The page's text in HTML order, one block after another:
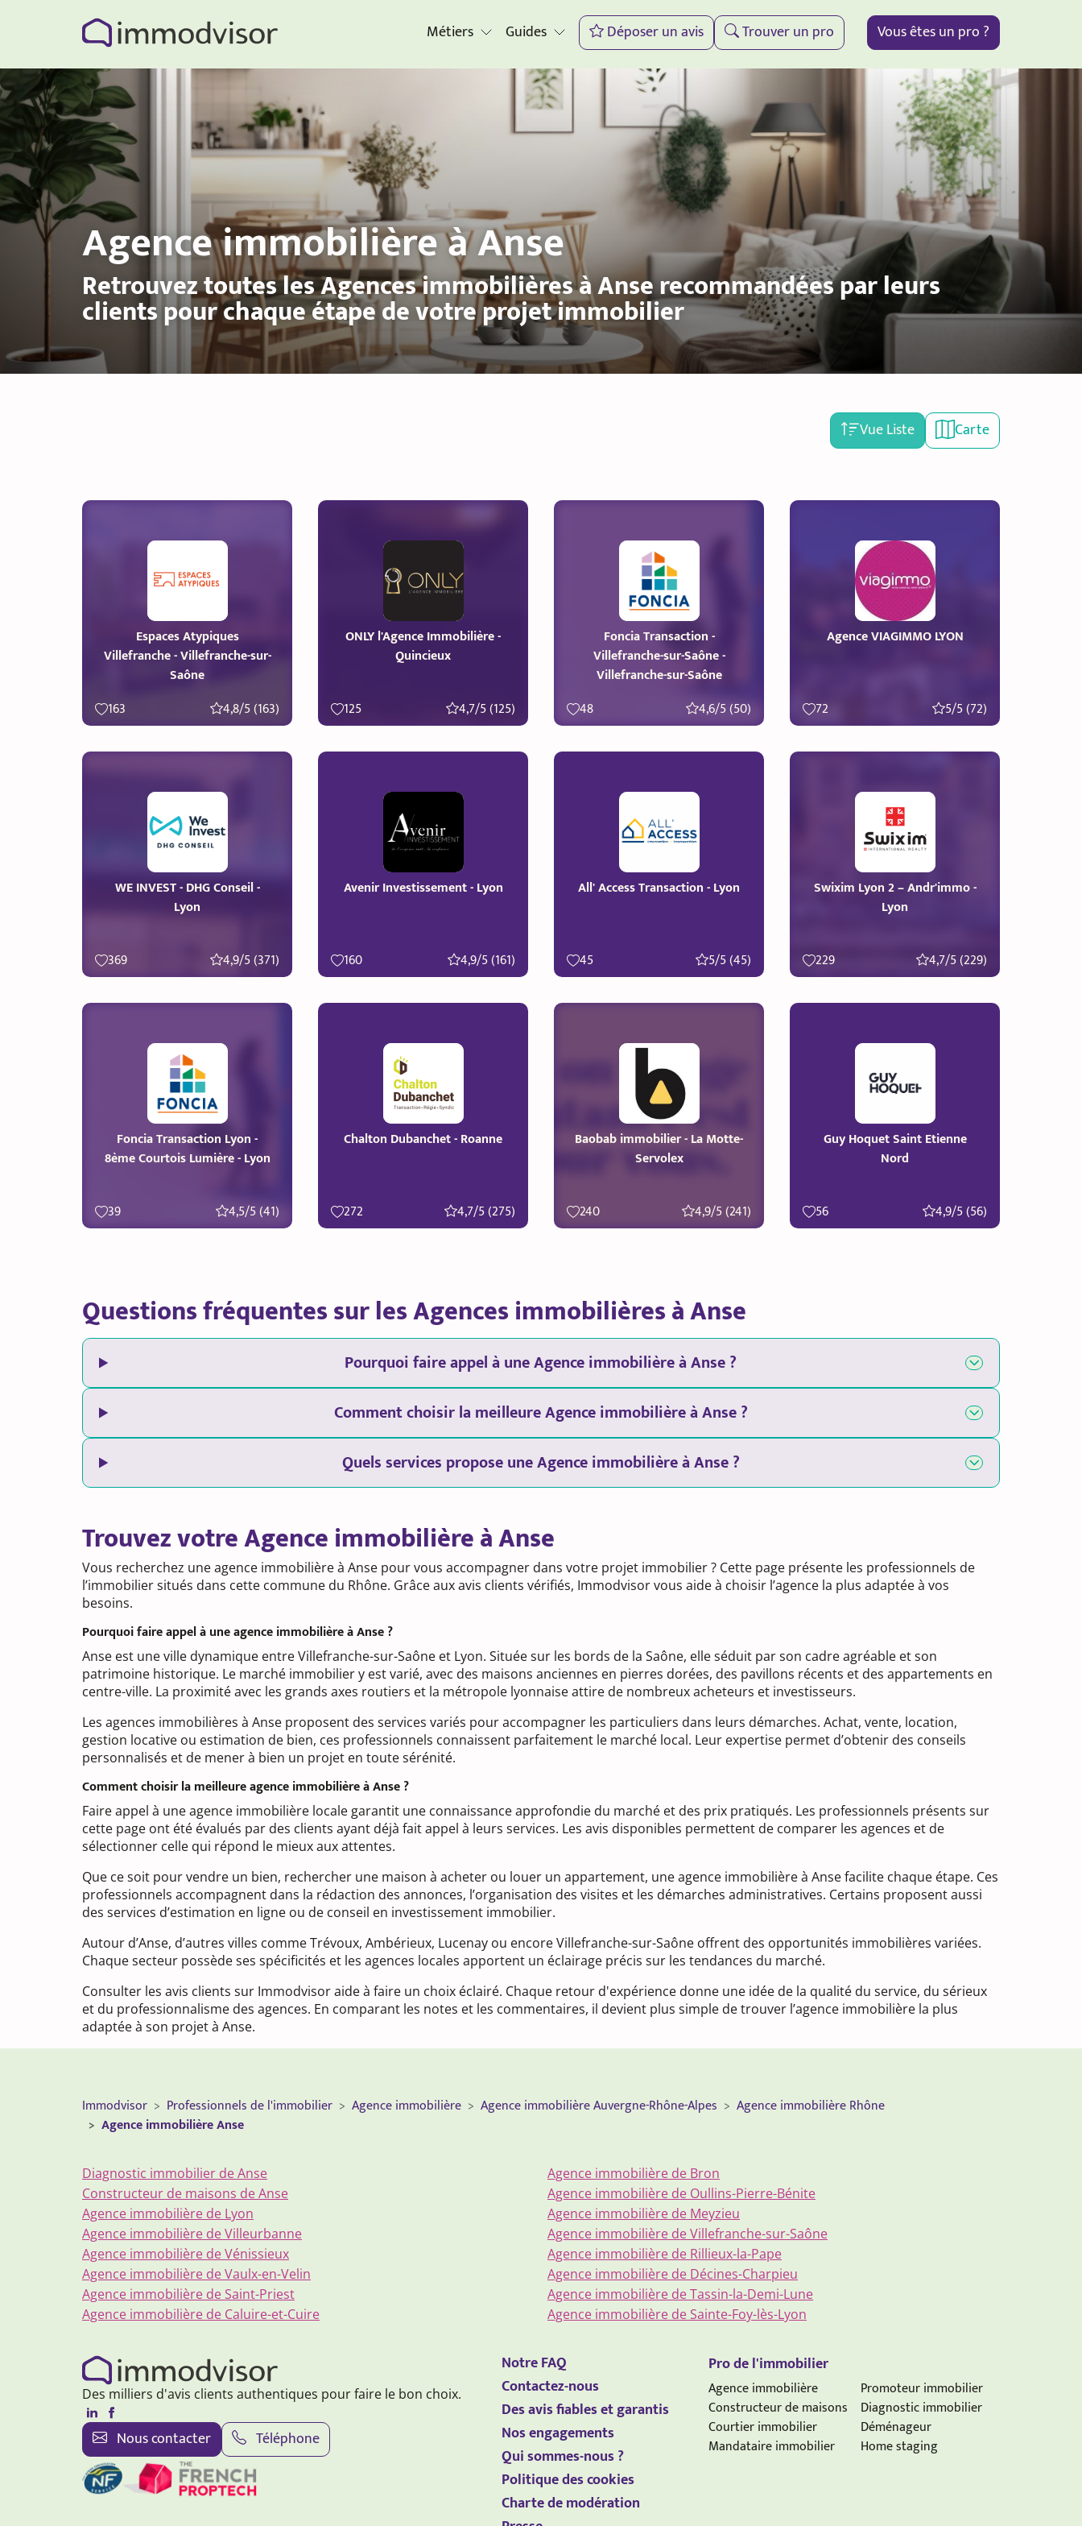
Métiers Guides Déposer un avis Trouver un pro Vous êtes un pro ?
Agence immobilière à Anse
Retrouvez toutes les Agences immobilières à Anse recommandées par leurs
clients pour chaque étape de votre projet immobilier
Vue Liste Carte
Espaces Atypiques
Villefranche - Villefranche-sur-
Saône
163
4,8/5 (163)
ONLY l'Agence Immobilière -
Quincieux
125 4,7/5 (125)
Foncia Transaction -
Villefranche-sur-Saône -
Villefranche-sur-Saône
48
4,6/5 (50)
Agence VIAGIMMO LYON
72 5/5 (72)
WE INVEST - DHG Conseil -
Lyon
369 4,9/5 (371)
Avenir Investissement - Lyon
160 4,9/5 (161)
All' Access Transaction - Lyon
45 5/5 (45)
Swixim Lyon 2 – Andr'immo -
Lyon
229 4,7/5 (229)
Foncia Transaction Lyon -
8ème Courtois Lumière - Lyon
39 4,5/5 (41)
Chalton Dubanchet - Roanne
272 4,7/5 (275)
Baobab immobilier - La Motte-
Servolex
240 4,9/5 (241)
Guy Hoquet Saint Etienne
Nord
56 4,9/5 (56)
Questions fréquentes sur les Agences immobilières à Anse
Pourquoi faire appel à une Agence immobilière à Anse ?
Comment choisir la meilleure Agence immobilière à Anse ?
Quels services propose une Agence immobilière à Anse ?
Trouvez votre Agence immobilière à Anse
Vous recherchez une agence immobilière à Anse pour vous accompagner dans votre projet immobilier ? Cette page présente les professionnels de
l’immobilier situés dans cette commune du Rhône. Grâce aux avis clients vérifiés, Immodvisor vous aide à choisir l’agence la plus adaptée à vos
besoins.
Pourquoi faire appel à une agence immobilière à Anse ?
Anse est une ville dynamique entre Villefranche-sur-Saône et Lyon. Située sur les bords de la Saône, elle séduit par son cadre agréable et son
patrimoine historique. Le marché immobilier y est varié, avec des maisons anciennes en pierres dorées, des pavillons récents et des appartements en
centre-ville. La proximité avec les grands axes routiers et la métropole lyonnaise attire de nombreux acheteurs et investisseurs.
Les agences immobilières à Anse proposent des services variés pour accompagner les particuliers dans leurs démarches. Achat, vente, location,
gestion locative ou estimation de bien, ces professionnels connaissent parfaitement le marché local. Leur expertise permet d’obtenir des conseils
personnalisés et de mener à bien un projet en toute sérénité.
Comment choisir la meilleure agence immobilière à Anse ?
Faire appel à une agence immobilière locale garantit une connaissance approfondie du marché et des prix pratiqués. Les professionnels présents sur
cette page ont été évalués par des clients ayant déjà fait appel à leurs services. Les avis disponibles permettent de comparer les agences et de
sélectionner celle qui répond le mieux aux attentes.
Que ce soit pour vendre un bien, rechercher une maison à acheter ou louer un appartement, une agence immobilière à Anse facilite chaque étape. Ces
professionnels accompagnent dans la rédaction des annonces, l’organisation des visites et les démarches administratives. Certains proposent aussi
des services d’estimation en ligne ou de conseil en investissement immobilier.
Autour d’Anse, d’autres villes comme Trévoux, Ambérieux, Lucenay ou encore Villefranche-sur-Saône offrent des opportunités immobilières variées.
Chaque secteur possède ses spécificités et les agences locales apportent un éclairage précis sur les tendances du marché.
Consulter les avis clients sur Immodvisor aide à faire un choix éclairé. Chaque retour d'expérience donne une idée de la qualité du service, du sérieux
et du professionnalisme des agences. En comparant les notes et les commentaires, il devient plus simple de trouver l’agence immobilière la plus
adaptée à son projet à Anse.
Immodvisor Professionnels de l'immobilier Agence immobilière Agence immobilière Auvergne-Rhône-Alpes
Agence immobilière Rhône
Agence immobilière Anse
Diagnostic immobilier de Anse
Constructeur de maisons de Anse
Agence immobilière de Lyon
Agence immobilière de Villeurbanne
Agence immobilière de Vénissieux
Agence immobilière de Vaulx-en-Velin
Agence immobilière de Saint-Priest
Agence immobilière de Caluire-et-Cuire
Agence immobilière de Bron
Agence immobilière de Oullins-Pierre-Bénite
Agence immobilière de Meyzieu
Agence immobilière de Villefranche-sur-Saône
Agence immobilière de Rillieux-la-Pape
Agence immobilière de Décines-Charpieu
Agence immobilière de Tassin-la-Demi-Lune
Agence immobilière de Sainte-Foy-lès-Lyon
Des milliers d'avis clients authentiques pour faire le bon choix.
Nous contacter Téléphone
Notre FAQ
Contactez-nous
Des avis fiables et garantis
Nos engagements
Qui sommes-nous ?
Politique des cookies
Charte de modération
Pro de l'immobilier
Agence immobilière
Constructeur de maisons
Courtier immobilier
Mandataire immobilier
Promoteur immobilier
Diagnostic immobilier
Déménageur
Home staging